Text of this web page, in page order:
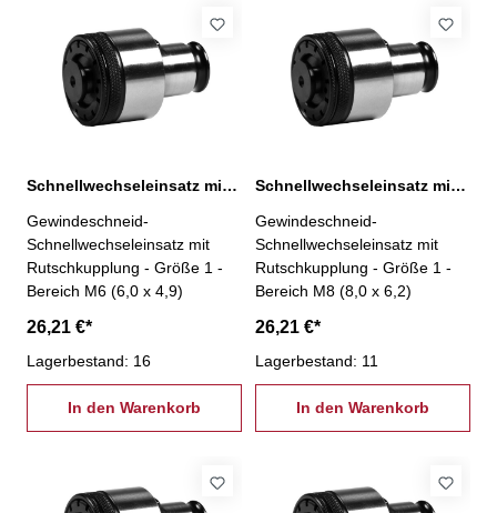
Schnellwechseleinsatz mit Rutschkupplung, 1-M6
Gewindeschneid-
Schnellwechseleinsatz mit
Rutschkupplung - Größe 1 -
Bereich M6 (6,0 x 4,9)
26,21 €*
Lagerbestand: 16
In den Warenkorb
Schnellwechseleinsatz mit Rutschkupplung, 1-M8
Gewindeschneid-
Schnellwechseleinsatz mit
Rutschkupplung - Größe 1 -
Bereich M8 (8,0 x 6,2)
26,21 €*
Lagerbestand: 11
In den Warenkorb